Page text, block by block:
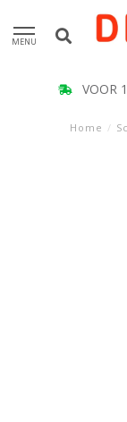
MENU
VOOR
Home /